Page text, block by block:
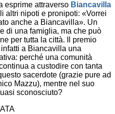
esprime attraverso Biancavilla
altri nipoti e pronipoti: «Vorrei
anche a Biancavilla». Un
di una famiglia, ma che può
per tutta la città. Il premio
a Biancavilla una
perché una comunità
a custodire con tanta
sacerdote (grazie pure ad
Mazzu), mentre nel suo
sconosciuto?